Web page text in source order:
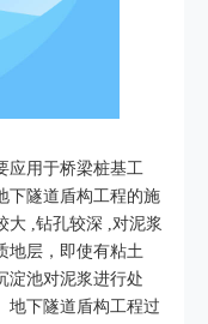
应用于桥梁桩基工
下隧道盾构工程的施
大 ,钻孔较深 ,对泥浆
地层，即使有粘土
淀池对泥浆进行处
地下隧道盾构工程过